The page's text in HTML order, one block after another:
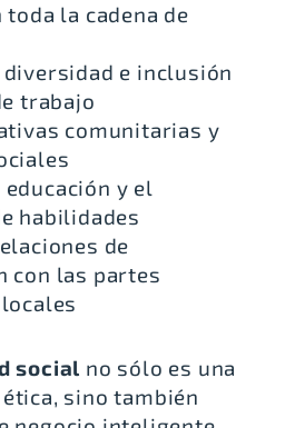
la cadena de
e inclusión
trabajo
comunitarias y
y el
habilidades
de
con las partes
social no sólo es una
sino también